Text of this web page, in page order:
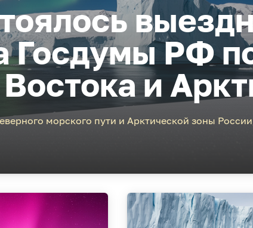
Госдумы РФ
и
морского пути и Арктической зоны